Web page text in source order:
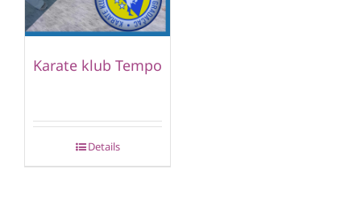
Karate klub Tempo
Details